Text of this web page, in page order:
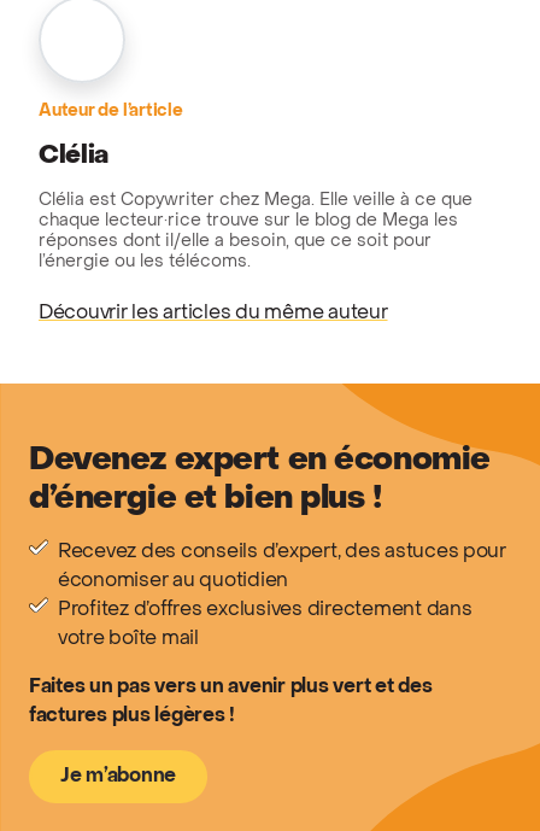
Auteur de l’article
Clélia
Clélia est Copywriter chez Mega. Elle veille à ce que
chaque lecteur·rice trouve sur le blog de Mega les
réponses dont il/elle a besoin, que ce soit pour
l’énergie ou les télécoms.
Découvrir les articles du même auteur
Devenez expert en économie
d’énergie et bien plus !
Recevez des conseils d’expert, des astuces pour
économiser au quotidien
Profitez d’offres exclusives directement dans
votre boîte mail
Faites un pas vers un avenir plus vert et des
factures plus légères !
Je m’abonne